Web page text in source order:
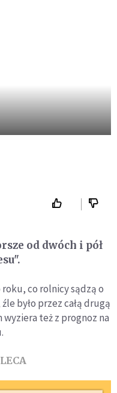
od dwóch i pół
roku, co rolnicy sądzą o
było przez całą drugą
wyziera też z prognoz na